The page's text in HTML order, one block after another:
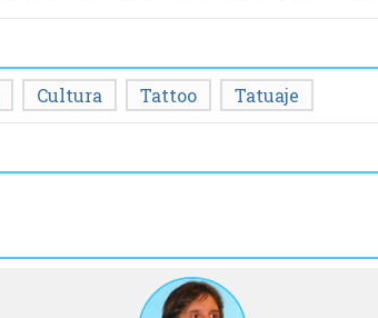
Cultura Tattoo Tatuaje